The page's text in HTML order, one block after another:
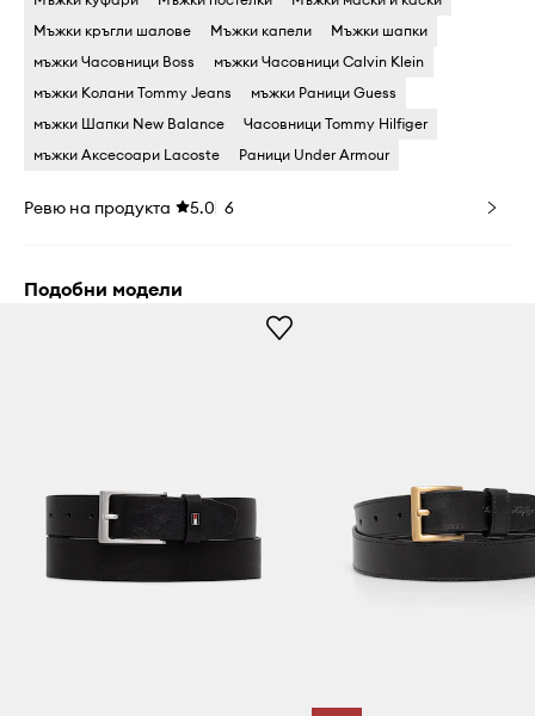
Мъжки кръгли шалове
Мъжки капели
Мъжки шапки
мъжки Часовници Boss
мъжки Часовници Calvin Klein
мъжки Колани Tommy Jeans
мъжки Раници Guess
мъжки Шапки New Balance
Часовници Tommy Hilfiger
мъжки Аксесоари Lacoste
Раници Under Armour
Ревю на продукта 5.0 6
Подобни модели